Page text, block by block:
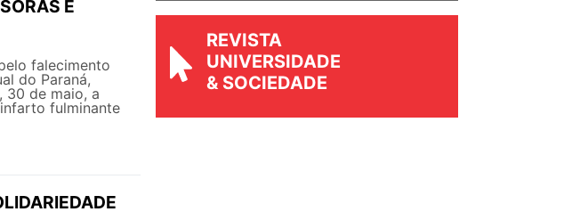
E
falecimento
do Paraná,
30 de maio, a
fulminante
REVISTA
UNIVERSIDADE
& SOCIEDADE